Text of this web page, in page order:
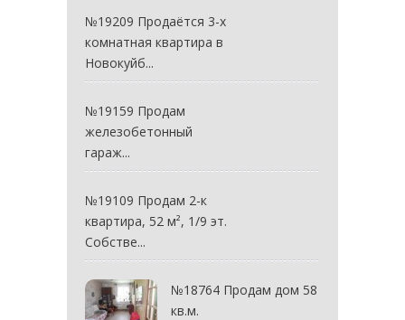
№19209 Продаётся 3-х
комнатная квартира в
Новокуйб...
№19159 Продам
железобетонный
гараж...
№19109 Продам 2-к
квартира, 52 м², 1/9 эт.
Собстве...
№18764 Продам дом 58
кв.м.